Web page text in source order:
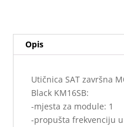
količina
Opis
Utičnica SAT završna
Black KM16SB:
-mjesta za module: 1
-propušta frekvenciju